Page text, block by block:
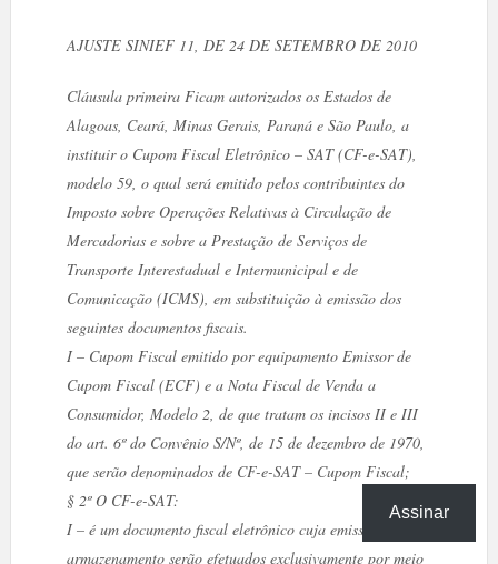
AJUSTE SINIEF 11, DE 24 DE SETEMBRO DE 2010
Cláusula primeira Ficam autorizados os Estados de
Alagoas, Ceará, Minas Gerais, Paraná e São Paulo, a
instituir o Cupom Fiscal Eletrônico – SAT (CF-e-SAT),
modelo 59, o qual será emitido pelos contribuintes do
Imposto sobre Operações Relativas à Circulação de
Mercadorias e sobre a Prestação de Serviços de
Transporte Interestadual e Intermunicipal e de
Comunicação (ICMS), em substituição à emissão dos
seguintes documentos fiscais.
I – Cupom Fiscal emitido por equipamento Emissor de
Cupom Fiscal (ECF) e a Nota Fiscal de Venda a
Consumidor, Modelo 2, de que tratam os incisos II e III
do art. 6º do Convênio S/Nº, de 15 de dezembro de 1970,
que serão denominados de CF-e-SAT – Cupom Fiscal;
§ 2º O CF-e-SAT:
I – é um documento fiscal eletrônico cuja emissão e cujo
armazenamento serão efetuados exclusivamente por meio
Assinar